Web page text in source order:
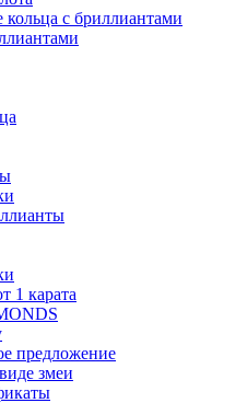
с бриллиантами
1 карата
предложение
змеи